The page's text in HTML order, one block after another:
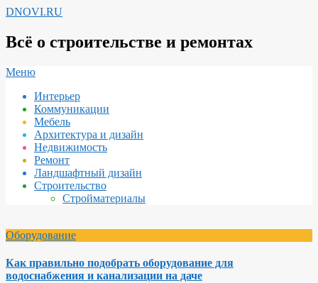
Перейти
содержимому
DNOVI.RU
Всё о строительстве и ремонтах
Вторичное
навигации
Меню
Интерьер
Коммуникации
Мебель
Архитектура и дизайн
Недвижимость
Ремонт
Ландшафтный дизайн
Строительство
Стройматериалы
Оборудование
Как правильно подобрать оборудование для
водоснабжения и канализации на даче